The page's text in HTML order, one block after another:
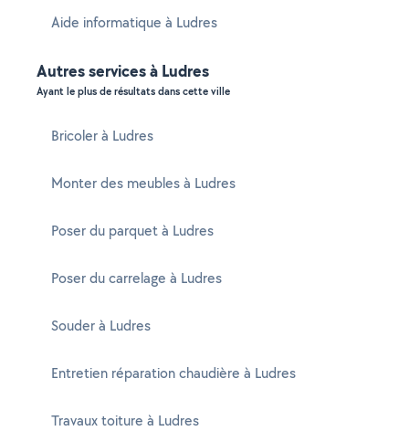
Aide informatique à Ludres
Autres services à Ludres
Ayant le plus de résultats dans cette ville
Bricoler à Ludres
Monter des meubles à Ludres
Poser du parquet à Ludres
Poser du carrelage à Ludres
Souder à Ludres
Entretien réparation chaudière à Ludres
Travaux toiture à Ludres